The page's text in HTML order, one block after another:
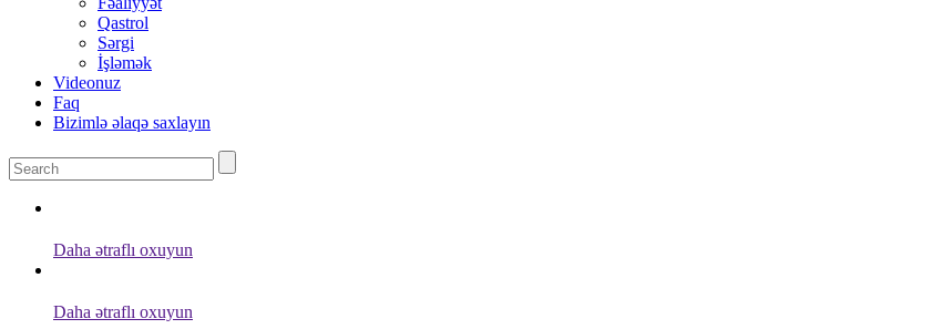
Qastrol
Sərgi
İşləmək
Videonuz
Faq
Bizimlə əlaqə saxlayın
Daha ətraflı oxuyun
Daha ətraflı oxuyun